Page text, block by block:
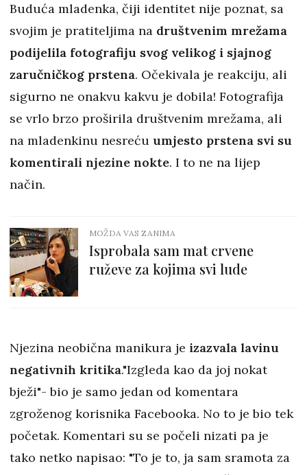
Buduća mladenka, čiji identitet nije poznat, sa
svojim je pratiteljima na društvenim mrežama
podijelila fotografiju svog velikog i sjajnog
zaručničkog prstena. Očekivala je reakciju, ali
sigurno ne onakvu kakvu je dobila! Fotografija
se vrlo brzo proširila društvenim mrežama, ali
na mladenkinu nesreću umjesto prstena svi su
komentirali njezine nokte. I to ne na lijep
način.
MOŽDA VAS ZANIMA
Isprobala sam mat crvene
ruževe za kojima svi lude
Njezina neobična manikura je izazvala lavinu
negativnih kritika."Izgleda kao da joj nokat
bježi"- bio je samo jedan od komentara
zgroženog korisnika Facebooka. No to je bio tek
početak. Komentari su se počeli nizati pa je
tako netko napisao: "To je to, ja sam sramota za